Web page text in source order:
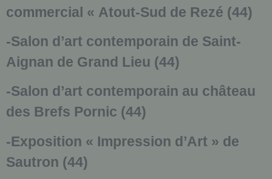
commercial « Atout-Sud de Rezé (44)
-Salon d’art contemporain de Saint-
Aignan de Grand Lieu (44)
-Salon d’art contemporain au château
des Brefs Pornic (44)
-Exposition « Impression d’Art » de
Sautron (44)